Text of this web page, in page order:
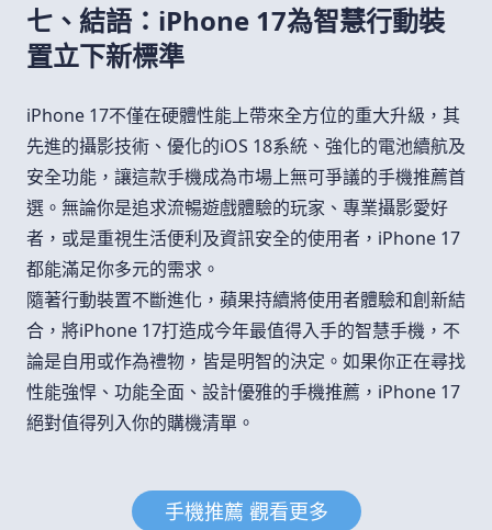
七、結語：iPhone 17為智慧行動裝
置立下新標準
iPhone 17不僅在硬體性能上帶來全方位的重大升級，其
先進的攝影技術、優化的iOS 18系統、強化的電池續航及
安全功能，讓這款手機成為市場上無可爭議的手機推薦首
選。無論你是追求流暢遊戲體驗的玩家、專業攝影愛好
者，或是重視生活便利及資訊安全的使用者，iPhone 17
都能滿足你多元的需求。
隨著行動裝置不斷進化，蘋果持續將使用者體驗和創新結
合，將iPhone 17打造成今年最值得入手的智慧手機，不
論是自用或作為禮物，皆是明智的決定。如果你正在尋找
性能強悍、功能全面、設計優雅的手機推薦，iPhone 17
絕對值得列入你的購機清單。
手機推薦 觀看更多